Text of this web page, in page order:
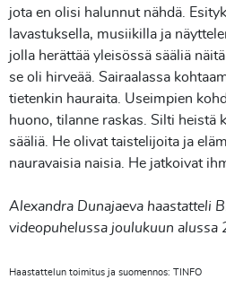
jota en olisi halunnut nähdä.
lavastuksella, musiikilla ja
jolla herättää yleisössä sääliä
se oli hirveää. Sairaalassa
tietenkin hauraita. Useimpien
huono, tilanne raskas. Silti heistä
sääliä. He olivat taistelijoita ja
nauravaisia naisia. He jatkoivat
Alexandra Dunajaeva haastatteli
videopuhelussa joulukuun alussa
Haastattelun toimitus ja suomennos: TINFO